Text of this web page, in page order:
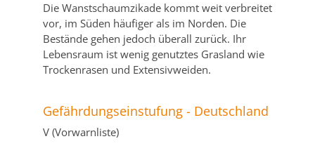
Die Wanstschaumzikade kommt weit verbreitet
vor, im Süden häufiger als im Norden. Die
Bestände gehen jedoch überall zurück. Ihr
Lebensraum ist wenig genutztes Grasland wie
Trockenrasen und Extensivweiden.
Gefährdungseinstufung - Deutschland
V (Vorwarnliste)